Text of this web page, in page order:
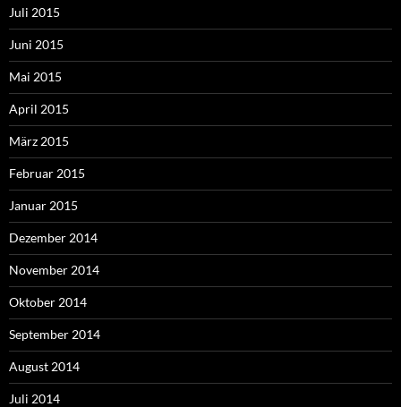
Juli 2015
Juni 2015
Mai 2015
April 2015
März 2015
Februar 2015
Januar 2015
Dezember 2014
November 2014
Oktober 2014
September 2014
August 2014
Juli 2014